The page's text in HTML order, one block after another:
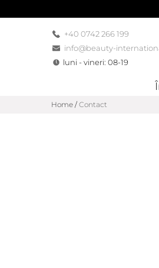
+40 0742 266 199
info@beauty-
luni - vineri: 08-19
Home / Contact